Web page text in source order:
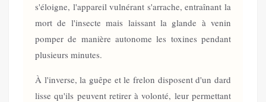
s'éloigne, l'appareil vulnérant s'arrache, entraînant la
mort de l'insecte mais laissant la glande à venin
pomper de manière autonome les toxines pendant
plusieurs minutes.
À l'inverse, la guêpe et le frelon disposent d'un dard
lisse qu'ils peuvent retirer à volonté, leur permettant